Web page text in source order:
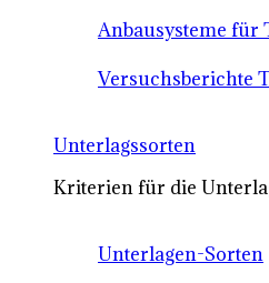
Anbausysteme für
Versuchsberichte
Unterlagssorten
Kriterien für die
Unterlagen-Sorten